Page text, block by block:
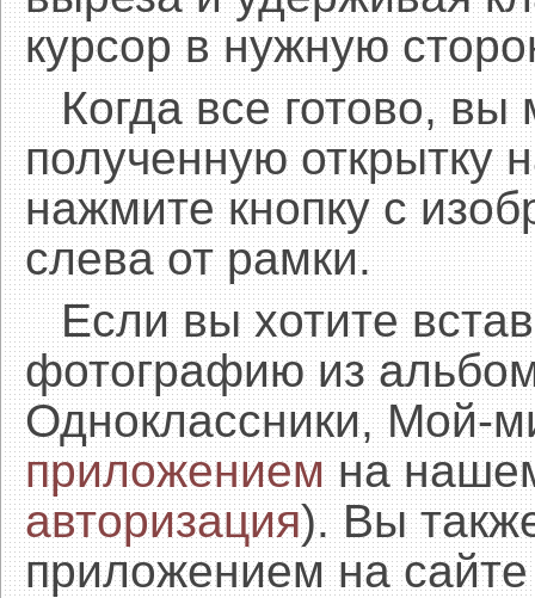
курсор в нужную
Когда все готово,
полученную открытку
нажмите кнопку с
слева от рамки.
Если вы хотите
фотографию из
Одноклассники, Мой-
приложениемна нашем
авторизация). Вы
приложением на сайте